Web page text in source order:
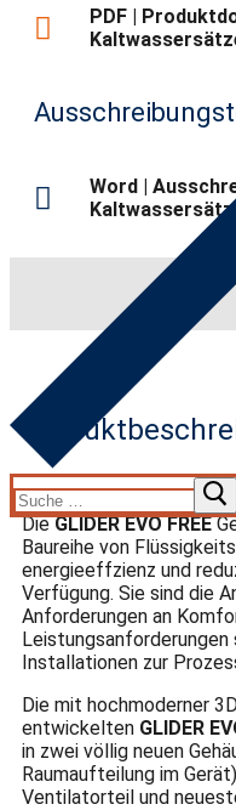
PDF |
Kaltwassersätze
Word |
DieGLIDER EVO FREE
Baureihe von
energieeffzienz und
Verfügung. Sie sind die
Anforderungen an
Leistungsanforderungen
Installationen zur
Die mit hochmoderner
entwickelten GLIDER
in zwei völlig neuen
Raumaufteilung im
Ventilatorteil und